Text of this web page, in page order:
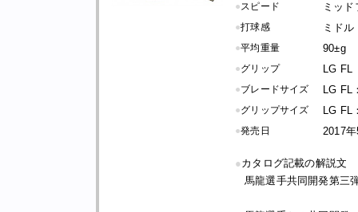
●スピード ミッ
●打球感 ミドル
●平均重量 90±g
●グリップ LG FL
●ブレードサイズ LG FL
●グリップサイズ LG FL
●発売日 2017
●カタログ記載の解説文
馬龍選手共同開発第三